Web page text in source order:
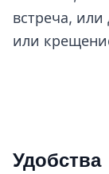
встреча,
или
Удобства